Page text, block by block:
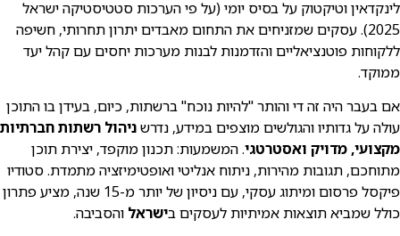
לינקדאין וטיקטוק על בסיס יומי (על פי הערכות סטטיסטיקה ישראל
2025). עסקים שמזניחים את התחום מאבדים יתרון תחרותי, חשיפה
ללקוחות פוטנציאליים והזדמנות לבנות מערכות יחסים עם קהל יעד
ממוקד.
אם בעבר היה זה די והותר "להיות נוכח" ברשתות, כיום, בעידן בו התוכן
עולה על גדותיו והגולשים מוצפים במידע, נדרשניהול רשתות חברתיות
מקצועי, מדויק ואסטרטגי. המשמעות: תכנון מוקפד, יצירת תוכן
מתוחכם, תגובות מהירות, ניתוח אנליטי ואופטימיזציה מתמדת. סטודיו
פיקסל פרסום ומיתוג עסקי, עם ניסיון של יותר מ-15 שנה, מציע פתרון
כולל שמביא תוצאות אמיתיות לעסקים בישראל והסביבה.